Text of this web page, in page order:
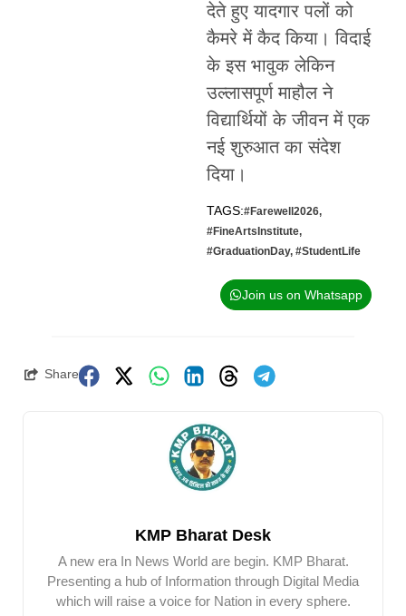
देते हुए यादगार पलों को
कैमरे में कैद किया। विदाई
के इस भावुक लेकिन
उल्लासपूर्ण माहौल ने
विद्यार्थियों के जीवन में एक
नई शुरुआत का संदेश
दिया।
TAGS:#Farewell2026,
#FineArtsInstitute,
#GraduationDay, #StudentLife
Join us on Whatsapp
Share
KMP Bharat Desk
A new era In News World are begin. KMP Bharat.
Presenting a hub of Information through Digital Media
which will raise a voice for Nation in every sphere.